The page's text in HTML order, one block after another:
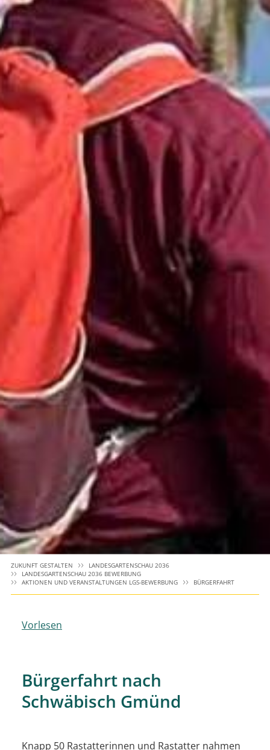
ZUKUNFT GESTALTEN
LANDESGARTENSCHAU 2036
LANDESGARTENSCHAU 2036 BEWERBUNG
AKTIONEN UND VERANSTALTUNGEN LGS-BEWERBUNG
BÜRGERFAHRT
Vorlesen
Bürgerfahrt nach
Schwäbisch Gmünd
Knapp 50 Rastatterinnen und Rastatter nahmen